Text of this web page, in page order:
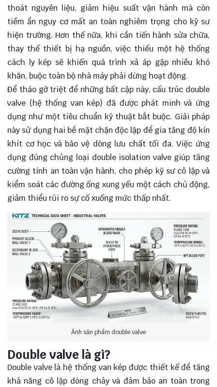
thoát nguyên liệu, giảm hiệu suất vận hành mà còn
tiềm ẩn nguy cơ mất an toàn nghiêm trọng cho kỹ sư
hiện trường. Hơn thế nữa, khi cần tiến hành sửa chữa,
thay thế thiết bị hạ nguồn, việc thiếu một hệ thống
cách ly kép sẽ khiến quá trình xả áp gặp nhiều khó
khăn, buộc toàn bộ nhà máy phải dừng hoạt động.
Để tháo gỡ triệt để những bất cập này, cấu trúc double
valve (hệ thống van kép) đã được phát minh và ứng
dụng như một tiêu chuẩn kỹ thuật bắt buộc. Giải pháp
này sử dụng hai bề mặt chặn độc lập để gia tăng độ kín
khít cơ học và bảo vệ dòng lưu chất tối đa. Việc ứng
dụng đúng chủng loại double isolation valve giúp tăng
cường tính an toàn vận hành, cho phép kỹ sư cô lập và
kiểm soát các đường ống xung yếu một cách chủ động,
giảm thiểu rủi ro sự cố xuống mức thấp nhất.
Ảnh sản phẩm double valve
Double valve là gì?
Double valve là hệ thống van kép được thiết kế để tăng
khả năng cô lập dòng chảy và đảm bảo an toàn trong